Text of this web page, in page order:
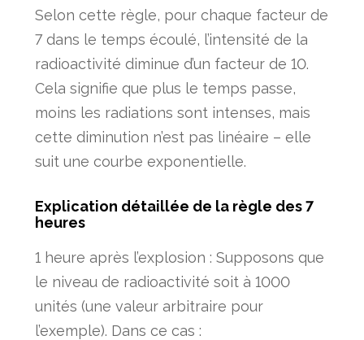
Selon cette règle, pour chaque facteur de
7 dans le temps écoulé, l’intensité de la
radioactivité diminue d’un facteur de 10.
Cela signifie que plus le temps passe,
moins les radiations sont intenses, mais
cette diminution n’est pas linéaire – elle
suit une courbe exponentielle.
Explication détaillée de la règle des 7
heures
1 heure après l’explosion : Supposons que
le niveau de radioactivité soit à 1000
unités (une valeur arbitraire pour
l’exemple). Dans ce cas :